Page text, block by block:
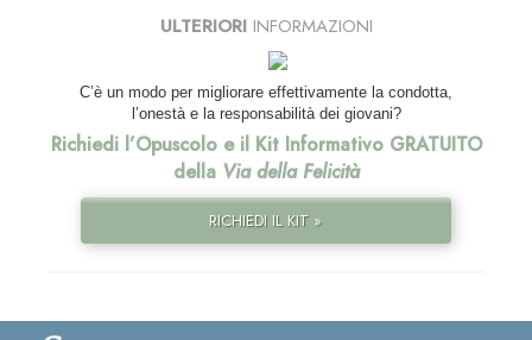
ULTERIORIINFORMAZIONI
C’è un modo per migliorare effettivamente la condotta,
l’onestà e la responsabilità dei giovani?
Richiedi l’Opuscolo e il Kit Informativo GRATUITO
della Via della Felicità
RICHIEDI IL KIT »